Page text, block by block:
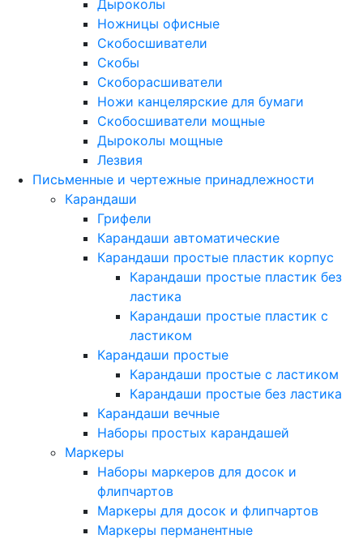
Дыроколы
Ножницы офисные
Скобосшиватели
Скобы
Скоборасшиватели
Ножи канцелярские для бумаги
Скобосшиватели мощные
Дыроколы мощные
Лезвия
Письменные и чертежные принадлежности
Карандаши
Грифели
Карандаши автоматические
Карандаши простые пластик корпус
Карандаши простые пластик без
ластика
Карандаши простые пластик с
ластиком
Карандаши простые
Карандаши простые с ластиком
Карандаши простые без ластика
Карандаши вечные
Наборы простых карандашей
Маркеры
Наборы маркеров для досок и
флипчартов
Маркеры для досок и флипчартов
Маркеры перманентные